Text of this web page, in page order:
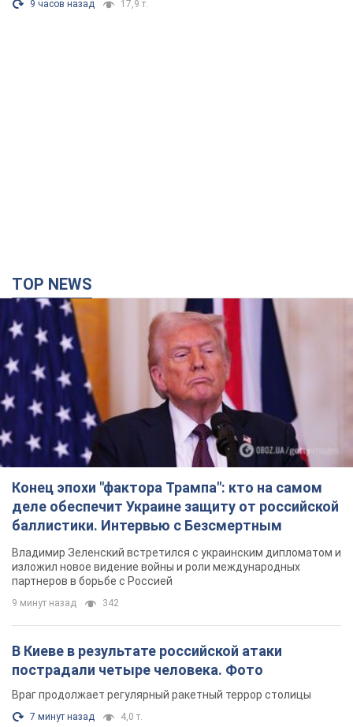
Конец эпохи "фактора Трампа": кто на самом
деле обеспечит Украине защиту от российской
баллистики. Интервью с Безсмертным
Владимир Зеленский встретился с украинским дипломатом и
изложил новое видение войны и роли международных
партнеров в борьбе с Россией
9 минут назад
В Киеве в результате российской атаки
пострадали четыре человека. Фото
Враг продолжает регулярный ракетный террор столицы
7 минут назад 4,0 т.
Россияне атаковали дроном больницу в
Херсоне: пострадали медработницы
Всего пострадали четыре женщины, и они не единственные
раненые за сутки
6 часов назад